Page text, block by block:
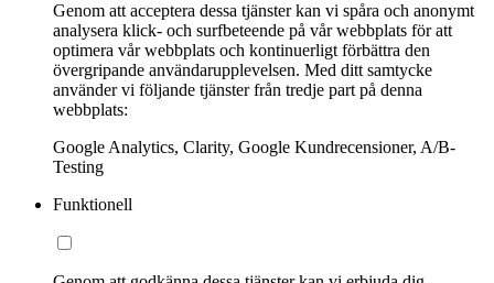
Genom att acceptera dessa tjänster kan vi spåra och anonymt
analysera klick- och surfbeteende på vår webbplats för att
optimera vår webbplats och kontinuerligt förbättra den
övergripande användarupplevelsen. Med ditt samtycke
använder vi följande tjänster från tredje part på denna
webbplats:
Google Analytics, Clarity, Google Kundrecensioner, A/B-
Testing
Funktionell